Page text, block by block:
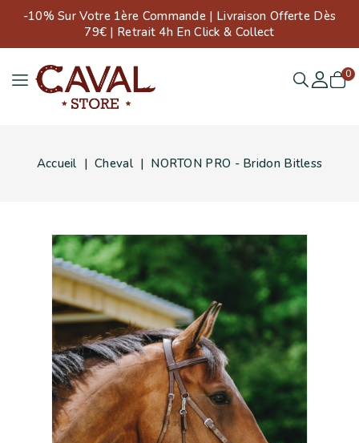
-10% Sur Votre 1ère Commande | Livraison Offerte Dès
79€ | Retrait 4h En Click & Collect
0
Accueil Cheval NORTON PRO - Bridon Bitless